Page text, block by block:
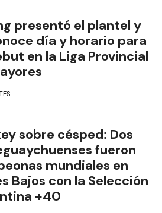
presentó el plantel y
día y horario para
en la Liga Provincial
sobre césped: Dos
fueron
mundiales en
Bajos con la Selección
+40